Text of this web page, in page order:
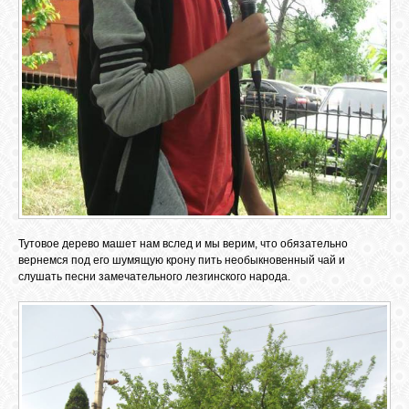
Тутовое дерево машет нам вслед и мы верим, что обязательно
вернемся под его шумящую крону пить необыкновенный чай и
слушать песни замечательного лезгинского народа.